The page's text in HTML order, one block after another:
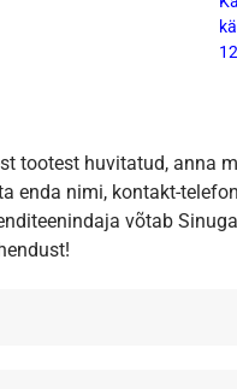
tootest huvitatud, anna
enda nimi, kontakt-
võtab